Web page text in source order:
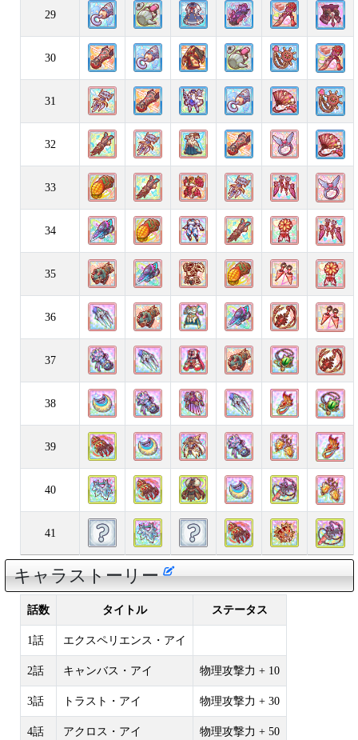
29
30
31
32
33
34
35
36
37
38
39
40
41
キャラストーリー
話数 タイトル ステータス
1話 エクスペリエンス・アイ
2話 キャンバス・アイ 物理攻撃力 + 10
3話 トラスト・アイ 物理攻撃力 + 30
4話 アクロス・アイ 物理攻撃力 + 50